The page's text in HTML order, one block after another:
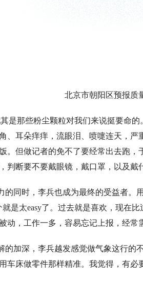
北京市朝阳区预报质
是那些粉尘颗粒对我们来说挺要命
、耳朵痒痒，流眼泪、喷嚏连天，
。但做记者的免不了要经常出去跑，
判断要不要戴眼镜，戴口罩，以及戴
的同时，李兵也成为最终的受益者。
是太easy了。过去就是喜欢，现在
动，工作一多，容易忘记上报，经常
的加深，李兵越发感觉做气象这行的
车床做零件那样精准。我觉得，有必